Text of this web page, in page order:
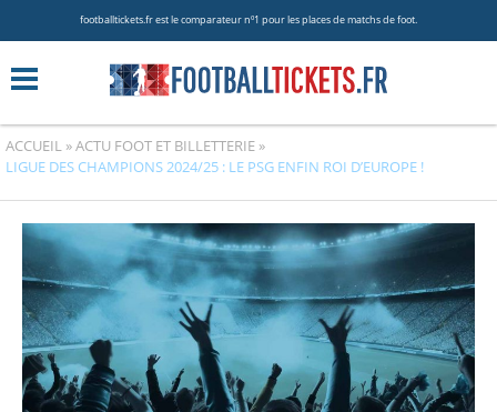
footballtickets.fr est le comparateur nº1 pour les places de matchs de foot.
ACCUEIL »ACTU FOOT ET BILLETTERIE »
LIGUE DES CHAMPIONS 2024/25 : LE PSG ENFIN ROI D’EUROPE !